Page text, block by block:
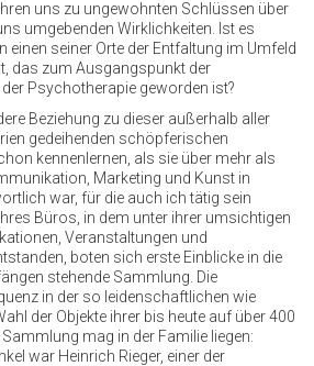
uns zu ungewohnten Schlüssen über
umgebenden Wirklichkeiten. Ist es
einen seiner Orte der Entfaltung im Umfeld
das zum Ausgangspunkt der
Psychotherapie geworden ist?
Beziehung zu dieser außerhalb aller
gedeihenden schöpferischen
kennenlernen, als sie über mehr als
Marketing und Kunst in
war, für die auch ich tätig sein
Büros, in dem unter ihrer umsichtigen
Veranstaltungen und
boten sich erste Einblicke in die
stehende Sammlung. Die
in der so leidenschaftlichen wie
der Objekte ihrer bis heute auf über 400
mag in der Familie liegen:
war Heinrich Rieger, einer der